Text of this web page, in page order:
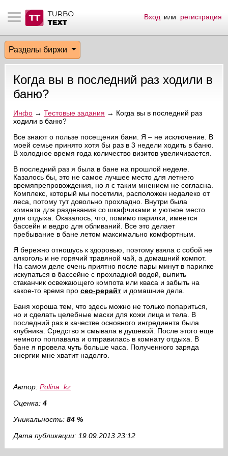
материалы
биржи
пользователи
эфир
на сайте
сообщения
по форуму
Вход или регистрация
Разделы биржи
Когда вы в последний раз ходили в
баню?
Инфо→ Тестовые задания → Когда вы в последний раз
ходили в баню?
Все знают о пользе посещения бани. Я – не исключение. В
моей семье принято хотя бы раз в 3 недели ходить в баню.
В холодное время года количество визитов увеличивается.
В последний раз я была в бане на прошлой неделе.
Казалось бы, это не самое лучшее место для летнего
времяпрепровождения, но я с таким мнением не согласна.
Комплекс, который мы посетили, расположен недалеко от
леса, потому тут довольно прохладно. Внутри была
комната для раздевания со шкафчиками и уютное место
для отдыха. Оказалось, что, помимо парилки, имеется
бассейн и ведро для обливаний. Все это делает
пребывание в бане летом максимально комфортным.
Я бережно отношусь к здоровью, поэтому взяла с собой не
алкоголь и не горячий травяной чай, а домашний компот.
На самом деле очень приятно после пары минут в парилке
искупаться в бассейне с прохладной водой, выпить
стаканчик освежающего компота или кваса и забыть на
какое-то время про сео-рерайти домашние дела.
Баня хороша тем, что здесь можно не только попариться,
но и сделать целебные маски для кожи лица и тела. В
последний раз в качестве основного ингредиента была
клубника. Средство я смывала в душевой. После этого еще
немного поплавала и отправилась в комнату отдыха. В
бане я провела чуть больше часа. Полученного заряда
энергии мне хватит надолго.
Автор: Polina_kz
Оценка: 4
Уникальность: 84 %
Дата публикации: 19.09.2013 23:12